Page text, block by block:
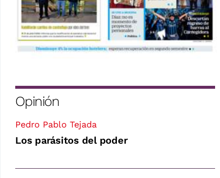
Opinión
Pedro Pablo Tejada
Los parásitos del poder